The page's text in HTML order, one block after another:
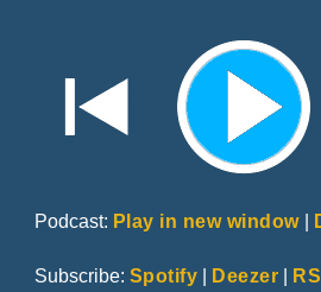
Podcast: Play in new window|
Subscribe: Spotify Deezer